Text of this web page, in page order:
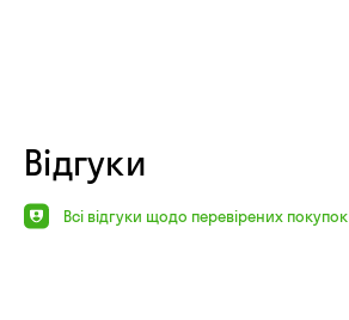
Відгуки
Всі відгуки щодо перевірених покупок